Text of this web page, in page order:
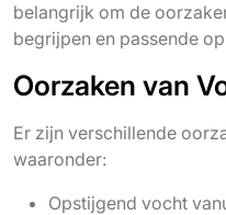
belangrijk om de
begrijpen en passende
Oorzaken van
Er zijn verschillende
waaronder:
Opstijgend vocht